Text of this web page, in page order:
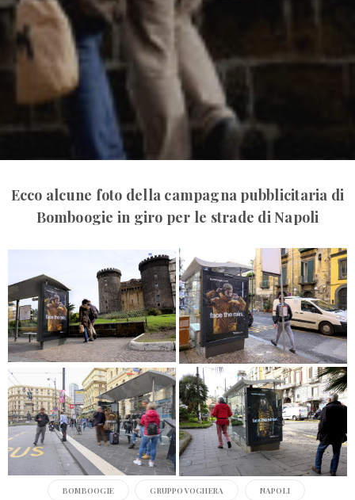
Ecco alcune foto della campagna pubblicitaria di
Bomboogie in giro per le strade di Napoli
BOMBOOGIE GRUPPOVOGHERA NAPOLI